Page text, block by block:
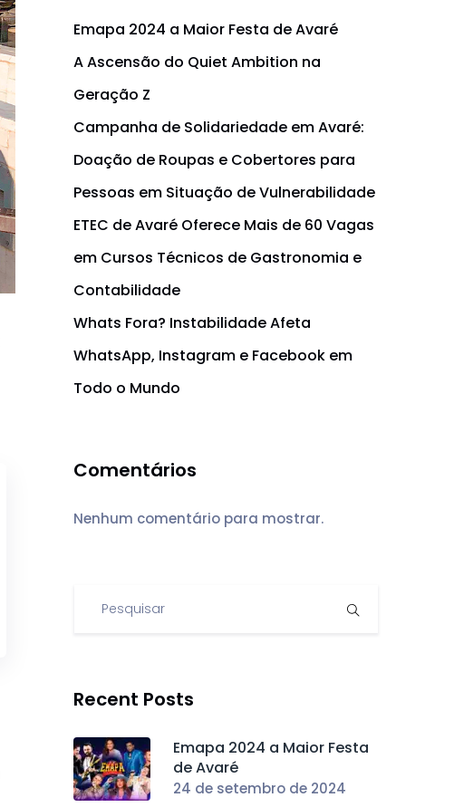
Emapa 2024 a Maior Festa de Avaré
A Ascensão do Quiet Ambition na
Geração Z
Campanha de Solidariedade em Avaré:
Doação de Roupas e Cobertores para
Pessoas em Situação de Vulnerabilidade
ETEC de Avaré Oferece Mais de 60 Vagas
em Cursos Técnicos de Gastronomia e
Contabilidade
Whats Fora? Instabilidade Afeta
WhatsApp, Instagram e Facebook em
Todo o Mundo
Comentários
Nenhum comentário para mostrar.
Recent Posts
Emapa 2024 a Maior Festa
de Avaré
24 de setembro de 2024